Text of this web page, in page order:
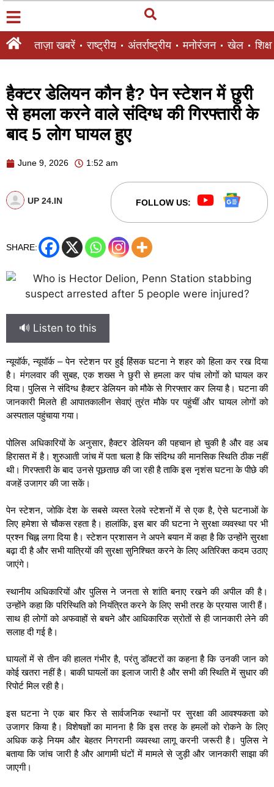
ताज़ा खबरें राष्ट्रीय अंतर्राष्ट्रीय मनोरंजन खेल शिक्षा
हैक्टर डेलियन कौन है? पेन स्टेशन में छुरी
से हमला करने वाले संदिग्ध की गिरफ्तारी के
बाद 5 लोग घायल हुए
June 9, 2026 1:52 am
UP 24.IN FOLLOW US:
SHARE:
🔊 Listen to this
न्यूयॉर्क, न्यूयॉर्क – पेन स्टेशन पर हुई हिंसक घटना ने शहर को हिला कर रख दिया
है। मंगलवार की सुबह, एक शख्स ने छुरी से हमला कर पांच लोगों को घायल कर
दिया। पुलिस ने संदिग्ध हैक्टर डेलियन को मौके से गिरफ्तार कर लिया है। घटना की
जानकारी मिलते ही आपातकालीन सेवाएं तुरंत मौके पर पहुंचीं और घायल लोगों को
अस्पताल पहुंचाया गया।
पोलिस अधिकारियों के अनुसार, हैक्टर डेलियन की पहचान हो चुकी है और वह अब
हिरासत में है। शुरुआती जांच में पता चला है कि संदिग्ध की मानसिक स्थिति ठीक नहीं
थी। गिरफ्तारी के बाद उनसे पूछताछ की जा रही है ताकि इस नृशंस घटना के पीछे की
वजहें उजागर की जा सकें।
पेन स्टेशन, जोकि देश के सबसे व्यस्त रेलवे स्टेशनों में से एक है, ऐसे घटनाओं के
लिए हमेशा से चौकस रहता है। हालांकि, इस बार की घटना ने सुरक्षा व्यवस्था पर भी
प्रश्न चिह्न लगा दिया है। स्टेशन प्रशासन ने अपने बयान में कहा है कि उन्होंने सुरक्षा
बढ़ा दी है और सभी यात्रियों की सुरक्षा सुनिश्चित करने के लिए अतिरिक्त कदम उठाए
जाएंगे।
स्थानीय अधिकारियों और पुलिस ने जनता से शांति बनाए रखने की अपील की है।
उन्होंने कहा कि परिस्थिति को नियंत्रित करने के लिए सभी तरह के प्रयास जारी हैं।
साथ ही लोगों को अफवाहों से बचने और आधिकारिक स्रोतों से ही जानकारी लेने की
सलाह दी गई है।
घायलों में से तीन की हालत गंभीर है, परंतु डॉक्टरों का कहना है कि उनकी जान को
कोई खतरा नहीं है। बाकी घायलों का इलाज जारी है और सभी की स्थिति में सुधार की
रिपोर्ट मिल रही है।
इस घटना ने एक बार फिर से सार्वजनिक स्थानों पर सुरक्षा की आवश्यकता को
उजागर किया है। विशेषज्ञों का मानना है कि इस तरह के हमलों को रोकने के लिए
अधिक कड़े नियम और बेहतर निगरानी व्यवस्था लागू करनी जरूरी है। पुलिस ने
बताया कि जांच जारी है और आगामी घंटों में मामले से जुड़ी और जानकारी साझा की
जाएगी।